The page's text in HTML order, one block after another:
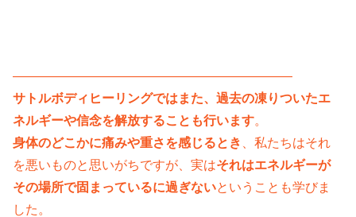
——————————————————————
サトルボディヒーリングではまた、過去の凍りついたエ
ネルギーや信念を解放することも行います。
身体のどこかに痛みや重さを感じるとき
、私たちはそれ
を悪いものと思いがちですが、実はそれはエネルギーが
その場所で固まっているに過ぎないということも学びま
した。